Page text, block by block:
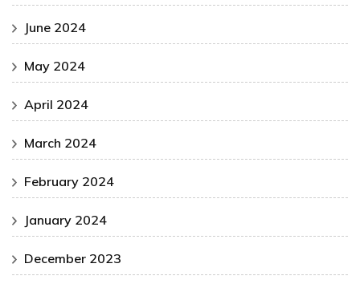
June 2024
May 2024
April 2024
March 2024
February 2024
January 2024
December 2023